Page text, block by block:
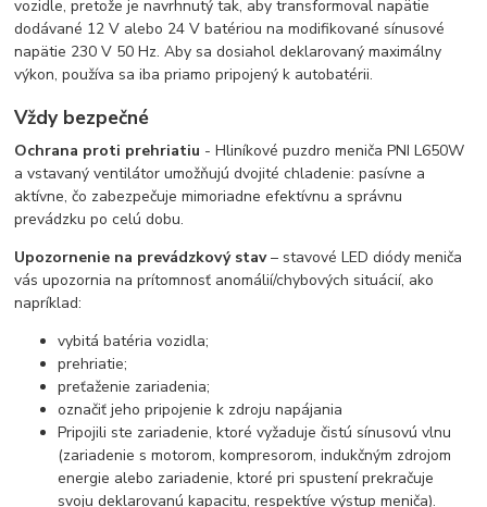
vozidle, pretože je navrhnutý tak, aby transformoval napätie
dodávané 12 V alebo 24 V batériou na modifikované sínusové
napätie 230 V 50 Hz. Aby sa dosiahol deklarovaný maximálny
výkon, používa sa iba priamo pripojený k autobatérii.
Vždy bezpečné
Ochrana proti prehriatiu - Hliníkové puzdro meniča PNI L650W
a vstavaný ventilátor umožňujú dvojité chladenie: pasívne a
aktívne, čo zabezpečuje mimoriadne efektívnu a správnu
prevádzku po celú dobu.
Upozornenie na prevádzkový stav– stavové LED diódy meniča
vás upozornia na prítomnosť anomálií/chybových situácií, ako
napríklad:
vybitá batéria vozidla;
prehriatie;
preťaženie zariadenia;
označiť jeho pripojenie k zdroju napájania
Pripojili ste zariadenie, ktoré vyžaduje čistú sínusovú vlnu
(zariadenie s motorom, kompresorom, indukčným zdrojom
energie alebo zariadenie, ktoré pri spustení prekračuje
svoju deklarovanú kapacitu, respektíve výstup meniča).